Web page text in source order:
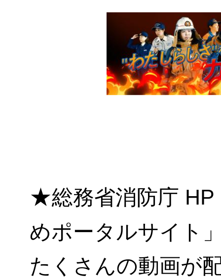
★総務省消防庁
めポータルサイト
たくさんの動画が